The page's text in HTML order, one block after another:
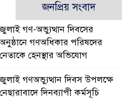
জনপ্রিয় সংবাদ
গণ-অভ্যুত্থান দিবসের
গণঅধিকার পরিষদের
নেতাকে হেনস্থার অভিযোগ
গণঅভ্যুত্থান দিবস উপলক্ষে
নেছারাবাদে দিনব্যাপী কর্মসূচি